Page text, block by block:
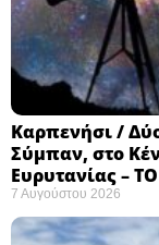
Καρπενήσι /
Σύμπαν, στο
Ευρυτανίας –
7 Αυγούστου 2026